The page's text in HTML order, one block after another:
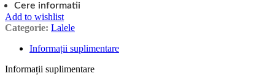
Cere informatii
Add to wishlist
Categorie: Lalele
Informații suplimentare
Informații suplimentare